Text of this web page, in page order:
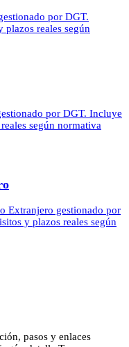
por DGT.
reales según
por DGT. Incluye
según normativa
Extranjero gestionado por
y plazos reales según
pasos y enlaces